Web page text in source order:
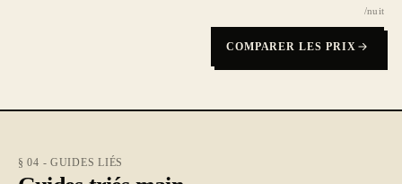
/nuit
COMPARER LES PRIX
§ 04 - GUIDES LIÉS